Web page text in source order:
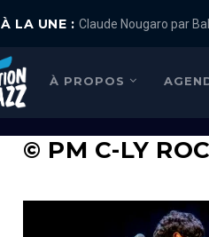
À LA UNE : Claude Nougaro par
À PROPOS
© PM C-LY